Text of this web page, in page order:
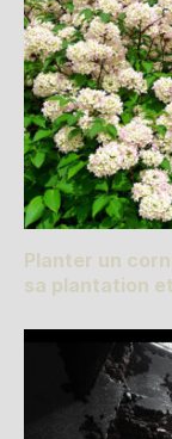
Planter un
sa plantation